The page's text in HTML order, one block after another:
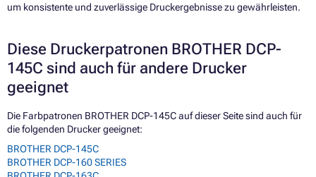
um konsistente und zuverlässige Druckergebnisse zu gewährleisten.
Diese Druckerpatronen BROTHER DCP-
145C sind auch für andere Drucker
geeignet
Die Farbpatronen BROTHER DCP-145C auf dieser Seite sind auch für
die folgenden Drucker geeignet:
BROTHER DCP-145C
BROTHER DCP-160 SERIES